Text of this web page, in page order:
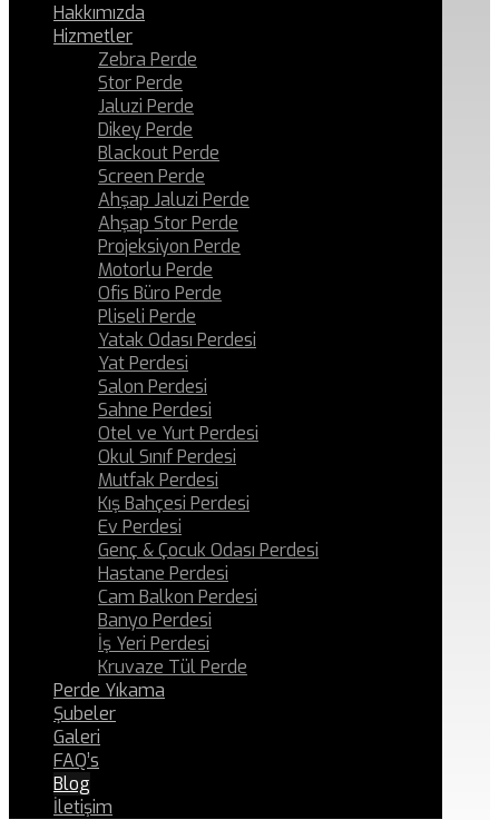
Hakkımızda
Hizmetler
Zebra Perde
Stor Perde
Jaluzi Perde
Dikey Perde
Blackout Perde
Screen Perde
Ahşap Jaluzi Perde
Ahşap Stor Perde
Projeksiyon Perde
Motorlu Perde
Ofis Büro Perde
Pliseli Perde
Yatak Odası Perdesi
Yat Perdesi
Salon Perdesi
Sahne Perdesi
Otel ve Yurt Perdesi
Okul Sınıf Perdesi
Mutfak Perdesi
Kış Bahçesi Perdesi
Ev Perdesi
Genç & Çocuk Odası Perdesi
Hastane Perdesi
Cam Balkon Perdesi
Banyo Perdesi
İş Yeri Perdesi
Kruvaze Tül Perde
Perde Yıkama
Şubeler
Galeri
FAQ’s
Blog
İletişim